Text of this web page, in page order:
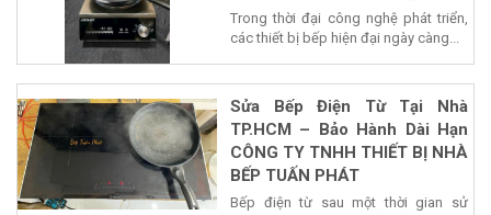
Trong thời đại công nghệ phát triển,
các thiết bị bếp hiện đại ngày càng...
Sửa Bếp Điện Từ Tại Nhà
TP.HCM – Bảo Hành Dài Hạn
CÔNG TY TNHH THIẾT BỊ NHÀ
BẾP TUẤN PHÁT
Bếp điện từ sau một thời gian sử